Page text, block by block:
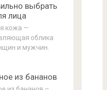
выбрать
лица
кожа —
облика
и мужчин.
из бананов